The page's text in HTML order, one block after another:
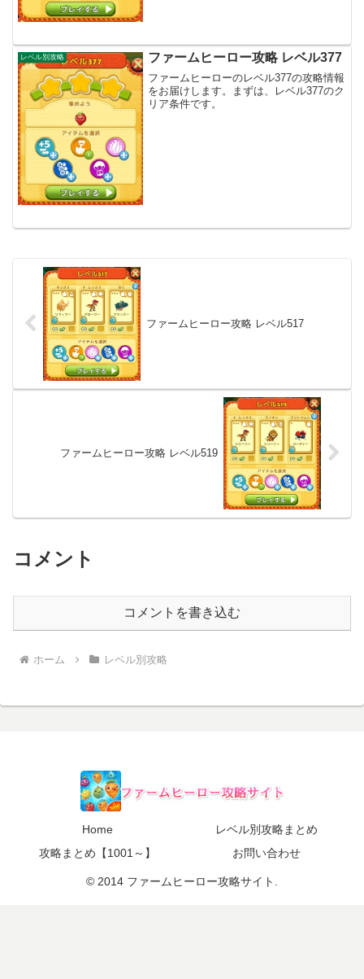
レベル別攻略 ファームヒーロー攻略 レベル377
ファームヒーローのレベル377の攻略情報
をお届けします。まずは、レベル377のク
リア条件です。
ファームヒーロー攻略 レベル517
ファームヒーロー攻略 レベル519
コメント
コメントを書き込む
ホーム レベル別攻略
Home
レベル別攻略まとめ
攻略まとめ【1001～】
お問い合わせ
© 2014 ファームヒーロー攻略サイト.